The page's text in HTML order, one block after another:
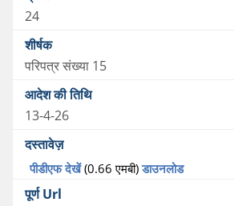
24
परिपत्र संख्या 15
13-4-26
पीडीएफ देखें(0.66 एमबी)डाउनलोड